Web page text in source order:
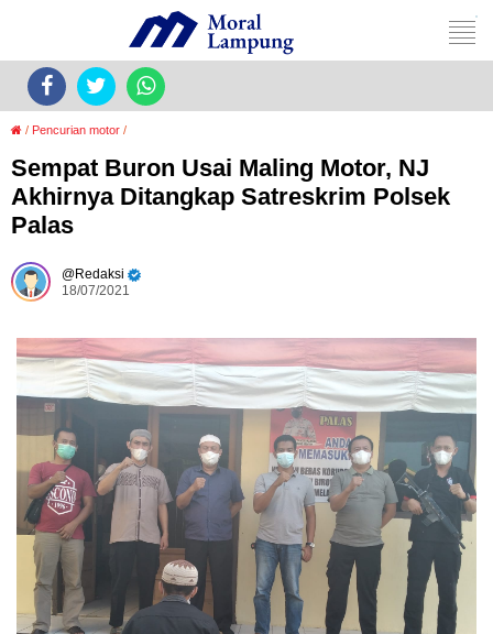
/ Pencurian motor /
Sempat Buron Usai Maling Motor, NJ
Akhirnya Ditangkap Satreskrim Polsek
Palas
Redaksi
18/07/2021